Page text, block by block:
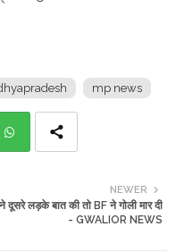
mp news
ats
NEWER
दूसरे लड़के बात की तो BF ने गोली मार दी
- GWALIOR NEWS